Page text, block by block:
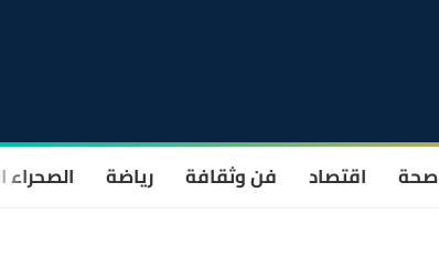
صحة اقتصاد فن وثقافة رياضة الصحراء